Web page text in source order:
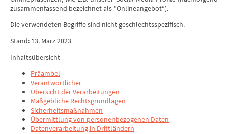
zusammenfassend bezeichnet als "Onlineangebot“).
Die verwendeten Begriffe sind nicht geschlechtsspezifisch.
Stand: 13. März 2023
Inhaltsübersicht
Präambel
Verantwortlicher
Übersicht der Verarbeitungen
Maßgebliche Rechtsgrundlagen
Sicherheitsmaßnahmen
Übermittlung von personenbezogenen Daten
Datenverarbeitung in Drittländern